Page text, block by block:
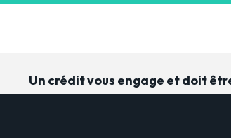
Un crédit vous engage et doit